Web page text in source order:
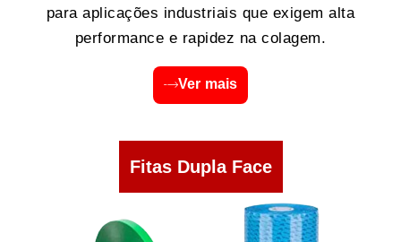
para aplicações industriais que exigem alta
performance e rapidez na colagem.
Ver mais
Fitas Dupla Face